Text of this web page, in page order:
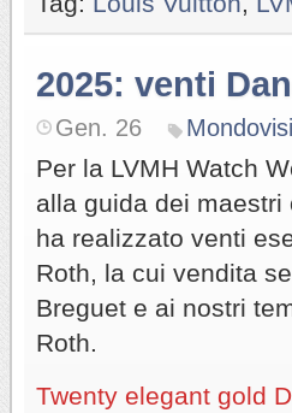
2025: venti
Gen. 26
Per la LVMH Watch
alla guida dei
ha realizzato venti
Roth, la cui vendita
Breguet e ai nostri
Roth.
Twenty elegant gold